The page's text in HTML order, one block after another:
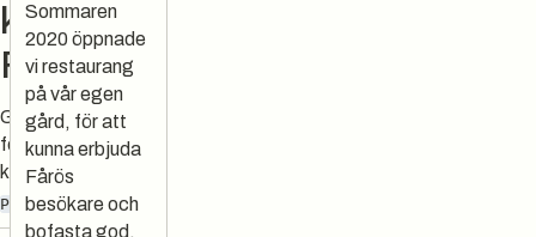
karna
Fårö
Gotländsk comfort
food utan
krusiduller.
PASTA
Sommaren
2020 öppnade
vi restaurang
på vår egen
gård, för att
kunna erbjuda
Fårös
besökare och
bofasta god,